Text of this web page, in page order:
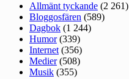
Allmänt tyckande (2 261)
Bloggosfären (589)
Dagbok (1 244)
Humor(339)
Internet (356)
Medier(508)
Musik (355)